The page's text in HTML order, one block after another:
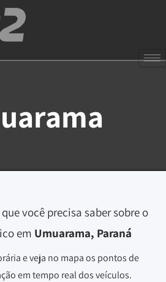
você precisa saber sobre o
em Umuarama, Paraná
e veja no mapa os pontos de
em tempo real dos veículos.